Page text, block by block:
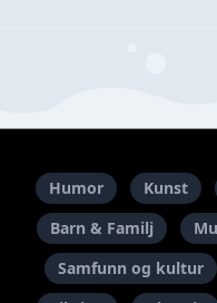
Humor Kunst
Barn & Familj
Samfunn og kultur